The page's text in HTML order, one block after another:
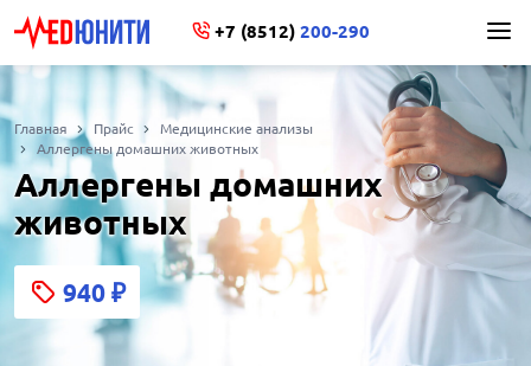
+7 (8512) 200-290
Главная Прайс
Медицинские анализы
Аллергены домашних животных
Аллергены домашних
животных
940 ₽